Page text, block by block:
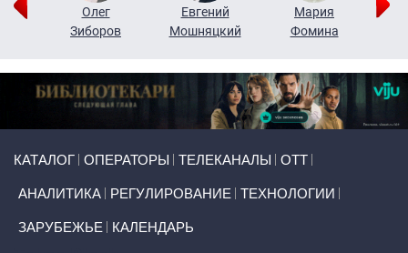
Олег
Зиборов
Евгений
Мошняцкий
Мария
Фомина
КАТАЛОГ ОПЕРАТОРЫ ТЕЛЕКАНАЛЫ ОТТ
АНАЛИТИКА РЕГУЛИРОВАНИЕ ТЕХНОЛОГИИ
ЗАРУБЕЖЬЕ КАЛЕНДАРЬ